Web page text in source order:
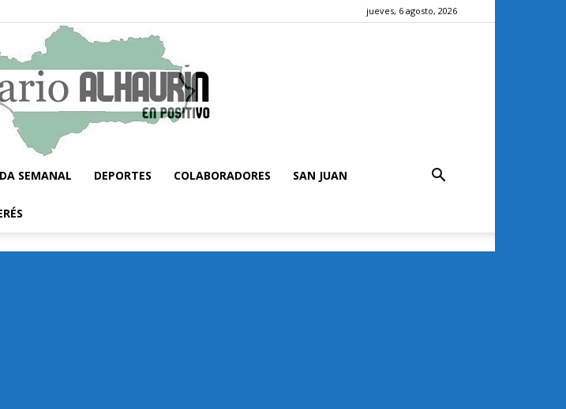
jueves, 6 agosto, 2026
SEMANAL DEPORTES COLABORADORES SAN JUAN